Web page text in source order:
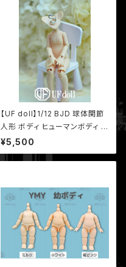
【UF doll】1/12 BJD 球体関節
人形 ボディ ヒューマンボディ U
Fドール UFボディ
¥5,500